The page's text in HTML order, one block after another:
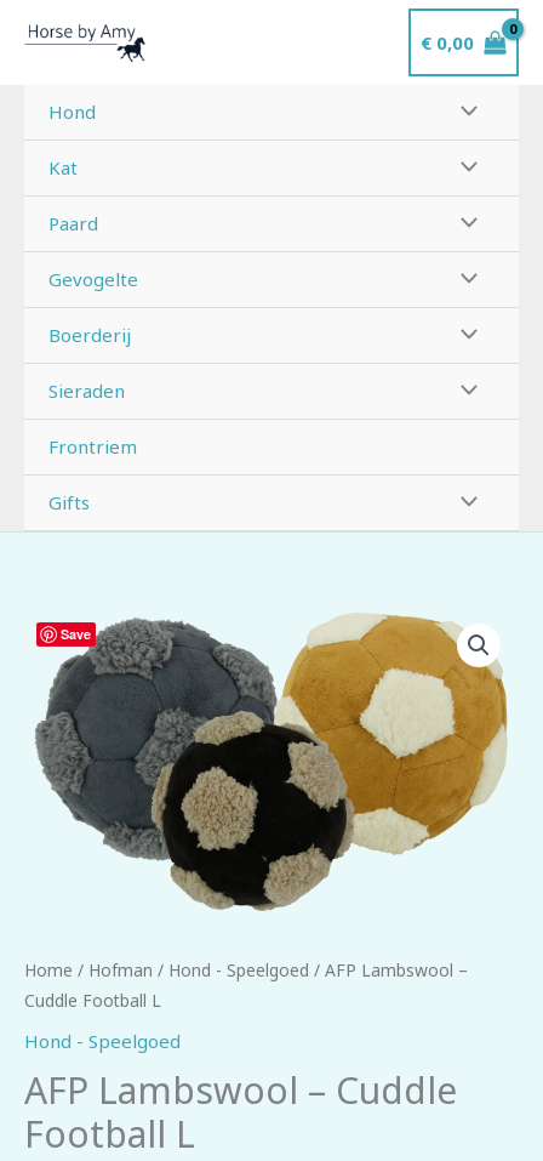
naar
inhoud
€0,00
Hond
Kat
Paard
Gevogelte
Boerderij
Sieraden
Frontriem
Gifts
Save
Home / Hofman / Hond - Speelgoed / AFP Lambswool –
Cuddle Football L
Hond - Speelgoed
AFP Lambswool – Cuddle
Football L
AFP
Lambswool
Cuddle
Football
aantal